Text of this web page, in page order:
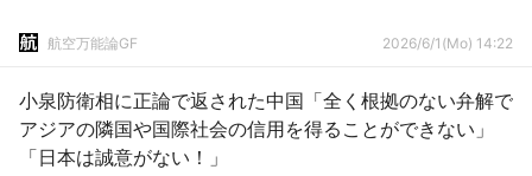
航空万能論GF 2026/6/1(Mo) 14:22
小泉防衛相に正論で返された中国「全く根拠のない弁解で
アジアの隣国や国際社会の信用を得ることができない」
「日本は誠意がない！」